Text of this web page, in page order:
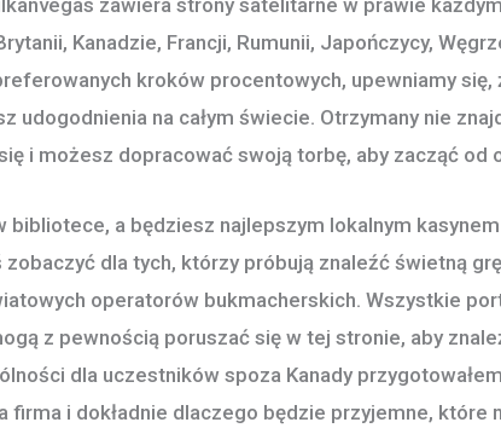
Kanadzie, Francji, Rumunii, Japończycy,
kroków procentowych, upewniamy
udogodnienia na całym świecie. Otrzymany nie
i możesz dopracować swoją torbę, aby zacząć od
bibliotece, a będziesz najlepszym lokalnym
dla tych, którzy próbują znaleźć świetną
operatorów bukmacherskich. Wszystkie
z pewnością poruszać się w tej stronie, aby
dla uczestników spoza Kanady
firma i dokładnie dlaczego będzie przyjemne, które